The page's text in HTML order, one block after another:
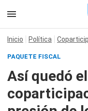
Inicio Política
PAQUETE FISCAL
Así quedó